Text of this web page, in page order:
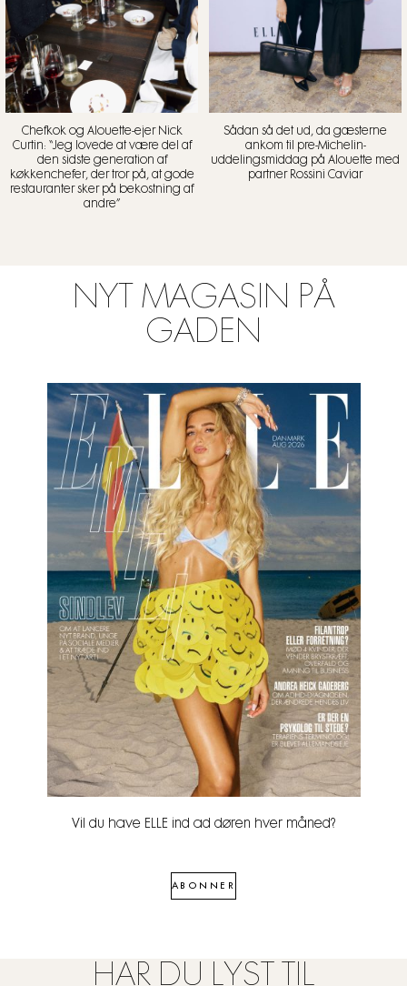
Chefkok og Alouette-ejer Nick
Curtin: “Jeg lovede at være del af
den sidste generation af
køkkenchefer, der tror på, at gode
restauranter sker på bekostning af
andre”
Sådan så det ud, da gæsterne
ankom til pre-Michelin-
uddelingsmiddag på Alouette med
partner Rossini Caviar
NYT MAGASIN PÅ
GADEN
Vil du have ELLE ind ad døren hver måned?
ABONNER
HAR DU LYST TIL